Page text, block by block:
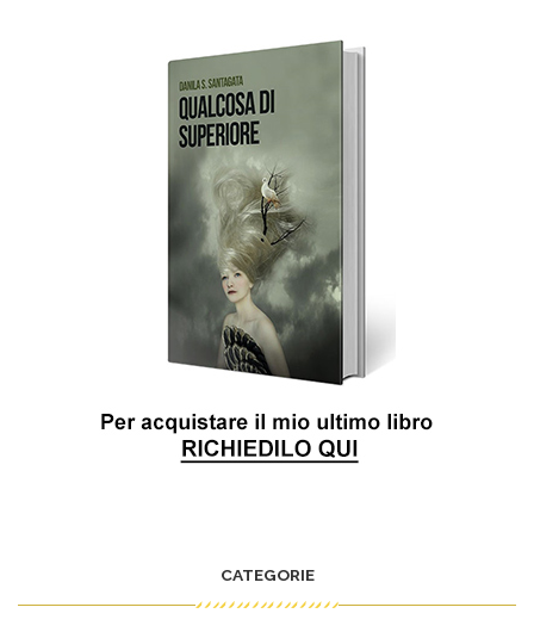
CATEGORIE